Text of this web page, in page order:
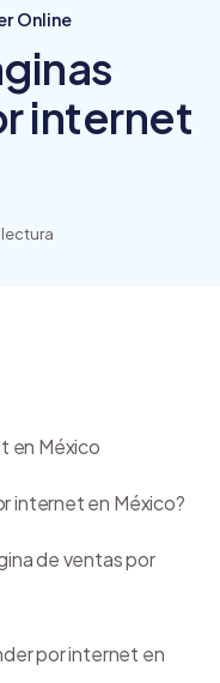
Online
internet
lectura
en México
internet en México?
de ventas por
por internet en